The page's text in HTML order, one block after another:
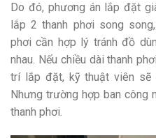
Do đó, phương án lắp đặt
lắp 2 thanh phơi song
phơi cần hợp lý tránh đồ
nhau. Nếu chiều dài thanh
trí lắp đặt, kỹ thuật viên sẽ
Nhưng trường hợp ban công
thanh phơi.